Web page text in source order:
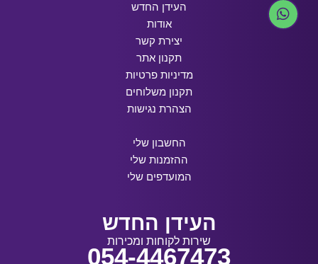
העידן החדש
אודות
יצירת קשר
תקנון אתר
מדיניות פרטיות
תקנון משלוחים
הצהרת נגישות
החשבון שלי
ההזמנות שלי
המועדפים שלי
העידן החדש
שירות לקוחות ומכירות
054-4467473